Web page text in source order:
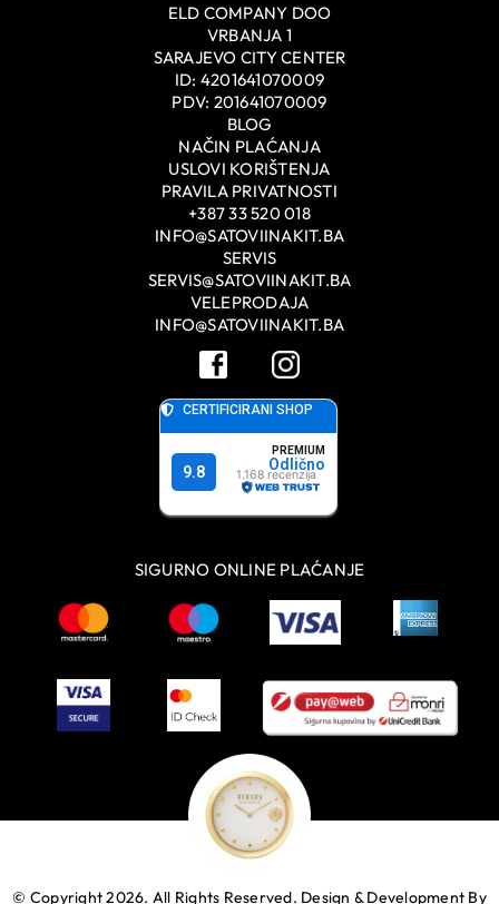
ELD COMPANY DOO
VRBANJA 1
SARAJEVO CITY CENTER
ID: 4201641070009
PDV: 201641070009
BLOG
NAČIN PLAĆANJA
USLOVI KORIŠTENJA
PRAVILA PRIVATNOSTI
+387 33 520 018
INFO@SATOVIINAKIT.BA
SERVIS
SERVIS@SATOVIINAKIT.BA
VELEPRODAJA
INFO@SATOVIINAKIT.BA
SIGURNO ONLINE PLAĆANJE
© Copyright 2026. All Rights Reserved. Design & Development By